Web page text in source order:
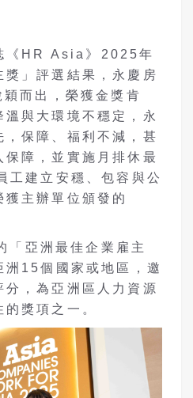
《HR Asia》2025年
獎」評選結果，永慶房
而出，榮獲金獎肯
與大環境不穩定，永
，保障、福利不減，甚
障，並實施月排休最
工建立安穩、包容與公
主辦單位頒發的
「亞洲最佳企業雇主
洲15個國家或地區，邀
，為亞洲區人力資源
獎項之一。